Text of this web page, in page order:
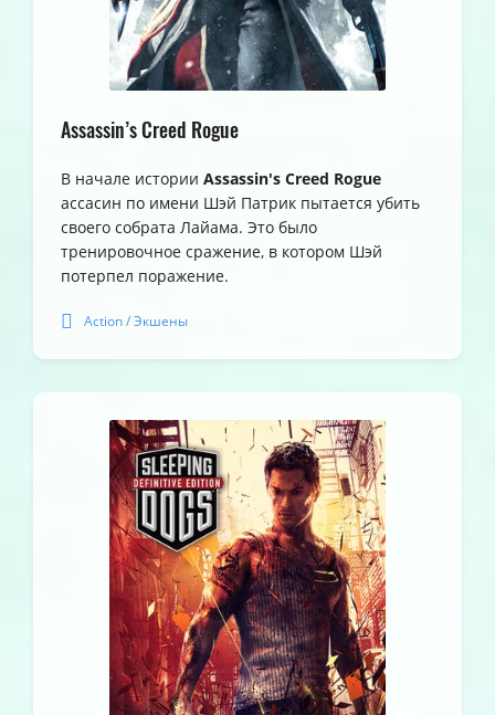
Assassin’s Creed Rogue
В начале истории Assassin's Creed Rogue
ассасин по имени Шэй Патрик пытается убить
своего собрата Лайама. Это было
тренировочное сражение, в котором Шэй
потерпел поражение.
Action / Экшены